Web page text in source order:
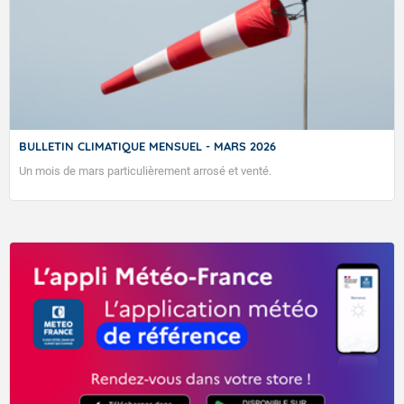
PRÉVISION MENSUELLE DU 07 AOÛT 2026
BULLETIN DES TENDANCES MENSUELLES ÉLABORÉ LE 07 AOUT
2026. CES TENDANCES SONT POUR LA GUADELOUPE ET LES ÎLES
DU NORD, SAINT-MARTIN ET SAINT-BARTHÉLEMY.
07/08/2026
VIGILANCE ROUGE
Accéder au site de Météo-France
BULLETIN CLIMATIQUE MENSUEL - MARS 2026
Un mois de mars particulièrement arrosé et venté.